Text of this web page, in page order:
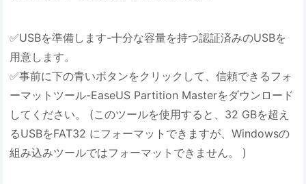
✅USBを準備します-十分な容量を持つ認証済みのUSBを
用意します。
✅事前に下の青いボタンをクリックして、信頼できるフォ
ーマットツール-EaseUS Partition Masterをダウンロード
してください。 (このツールを使用すると、32 GBを超え
るUSBをFAT32 にフォーマットできますが、Windowsの
組み込みツールではフォーマットできません。 )